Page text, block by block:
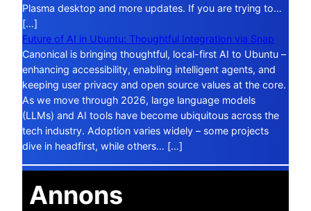
Plasma desktop and more updates. If you are trying to…
[…]
Future of AI in Ubuntu: Thoughtful Integration via Snap
Canonical is bringing thoughtful, local-first AI to Ubuntu –
enhancing accessibility, enabling intelligent agents, and
keeping user privacy and open source values at the core.
As we move through 2026, large language models
(LLMs) and AI tools have become ubiquitous across the
tech industry. Adoption varies widely – some projects
dive in headfirst, while others… […]
Annons